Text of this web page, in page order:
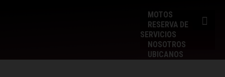
MOTOS
RESERVA DE
SERVICIOS
NOSOTROS
UBICANOS